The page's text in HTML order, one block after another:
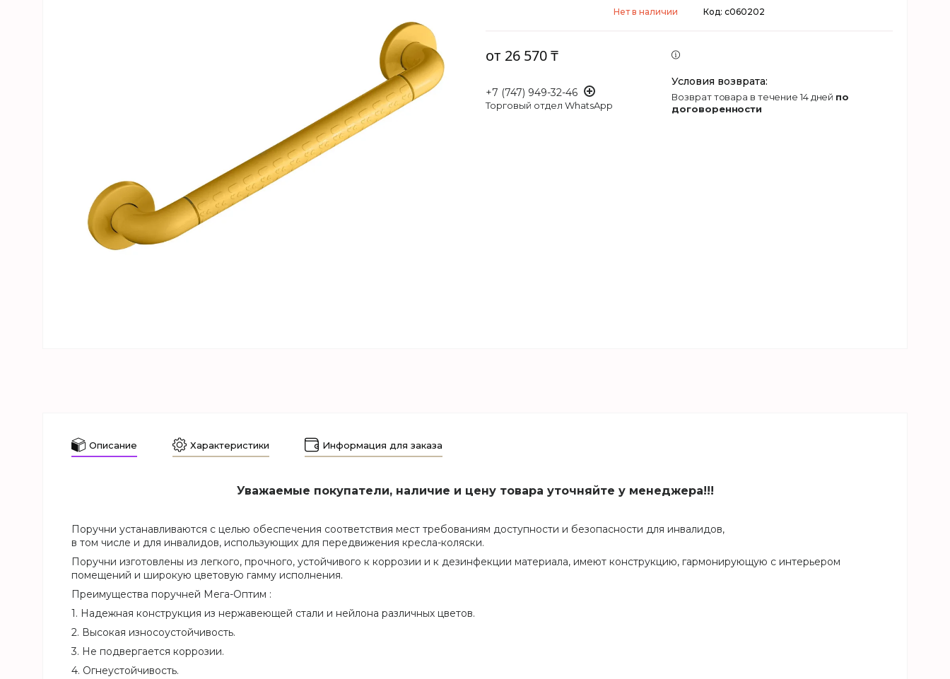
Нет в наличии Код: c060202
от 26 570 ₸
+7 (747) 949-32-46
Торговый отдел WhatsApp
возврат товара в течение 14 дней по
договоренности
Описание Характеристики Информация для заказа
Уважаемые покупатели, наличие и цену товара уточняйте у менеджера!!!
Поручни устанавливаются с целью обеспечения соответствия мест требованиям доступности и безопасности для инвалидов,
в том числе и для инвалидов, использующих для передвижения кресла-коляски.
Поручни изготовлены из легкого, прочного, устойчивого к коррозии и к дезинфекции материала, имеют конструкцию, гармонирующую с интерьером
помещений и широкую цветовую гамму исполнения.
Преимущества поручней Мега-Оптим :
1. Надежная конструкция из нержавеющей стали и нейлона различных цветов.
2. Высокая износоустойчивость.
3. Не подвергается коррозии.
4. Огнеустойчивость.